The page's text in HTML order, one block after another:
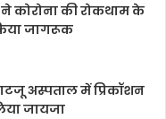
ने कोरोना की रोकथाम के
जागरूक
अस्पताल में प्रिकॉशन
जायजा